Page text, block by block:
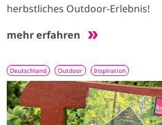
herbstliches Outdoor-Erlebnis!
mehr erfahren
Deutschland Outdoor Inspiration
I
m
a
g